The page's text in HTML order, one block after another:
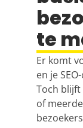
te
Er komt
en je
Toch
of